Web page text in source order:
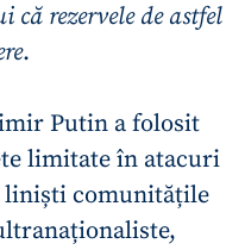
rezervele de astfel
.
Putin a folosit
limitate în atacuri
liniști comunitățile